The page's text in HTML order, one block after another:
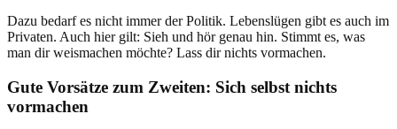
Dazu bedarf es nicht immer der Politik. Lebenslügen gibt es auch im
Privaten. Auch hier gilt: Sieh und hör genau hin. Stimmt es, was
man dir weismachen möchte? Lass dir nichts vormachen.
Gute Vorsätze zum Zweiten: Sich selbst nichts
vormachen